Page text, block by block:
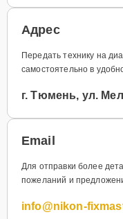
Адрес
Передать технику на
самостоятельно в
г. Тюмень, ул.
Email
Для отправки более
пожеланий и
info@nikon-